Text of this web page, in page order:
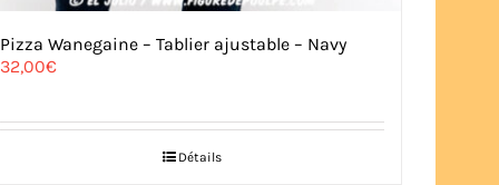
Pizza Wanegaine – Tablier ajustable – Navy
32,00€
Détails